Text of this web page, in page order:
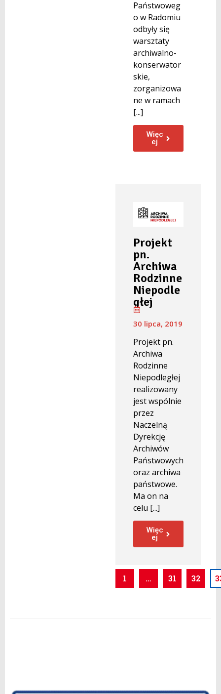
Państwoweg
o w Radomiu
odbyły się
warsztaty
archiwalno-
konserwator
skie,
zorganizowa
ne w ramach
[...]
Więc
ej
Projekt
pn.
Archiwa
Rodzinne
Niepodle
głej
30 lipca, 2019
Projekt pn.
Archiwa
Rodzinne
Niepodległej
realizowany
jest wspólnie
przez
Naczelną
Dyrekcję
Archiwów
Państwowych
oraz archiwa
państwowe.
Ma on na
celu [...]
Więc
ej
1 … 31 32